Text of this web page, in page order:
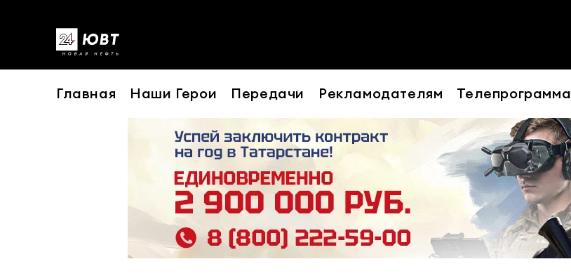
Главная Наши Герои Передачи Рекламодателям Телепрограмма